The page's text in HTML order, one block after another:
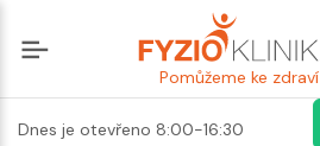
Pomůžeme ke zdraví
Dnes je otevřeno 8:00-16:30